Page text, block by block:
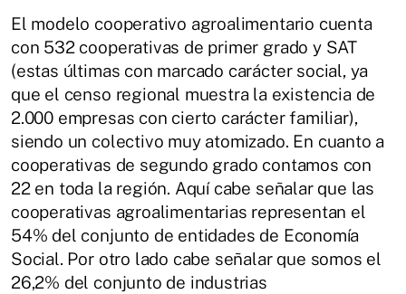
El modelo cooperativo agroalimentario cuenta
con 532 cooperativas de primer grado y SAT
(estas últimas con marcado carácter social, ya
que el censo regional muestra la existencia de
2.000 empresas con cierto carácter familiar),
siendo un colectivo muy atomizado. En cuanto a
cooperativas de segundo grado contamos con
22 en toda la región. Aquí cabe señalar que las
cooperativas agroalimentarias representan el
54% del conjunto de entidades de Economía
Social. Por otro lado cabe señalar que somos el
26,2% del conjunto de industrias